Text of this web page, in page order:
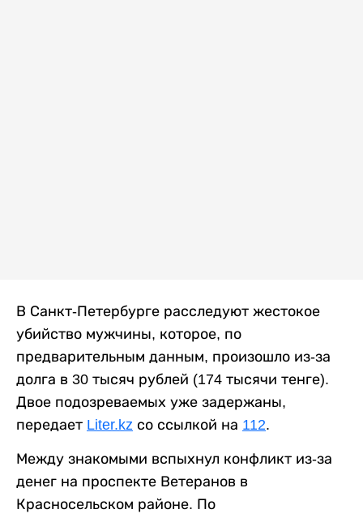
В Санкт-Петербурге расследуют жестокое
убийство мужчины, которое, по
предварительным данным, произошло из-за
долга в 30 тысяч рублей (174 тысячи тенге).
Двое подозреваемых уже задержаны,
передает Liter.kz со ссылкой на 112.
Между знакомыми вспыхнул конфликт из-за
денег на проспекте Ветеранов в
Красносельском районе. По